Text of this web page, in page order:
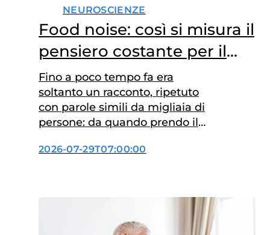
NEUROSCIENZE
Food noise: così si misura il
pensiero costante per il
cibo
Fino a poco tempo fa era
soltanto un racconto, ripetuto
con parole simili da migliaia di
persone: da quando prendo il
Ora i ricercatori stanno
attraverso un questionario,
misura il food noise sono stati
presentati al 33° Congresso
2026-07-29T07:00:00